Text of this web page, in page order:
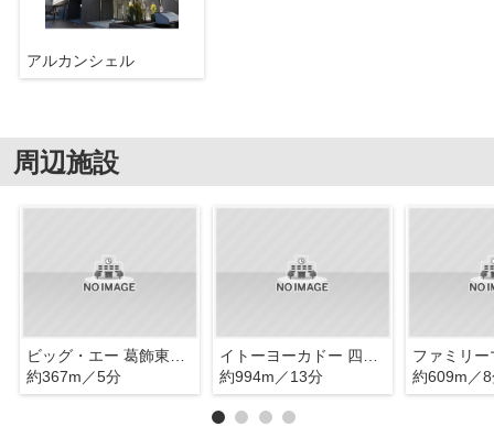
アルカンシェル
周辺施設
約367m／5分
約994m／13分
約609m／